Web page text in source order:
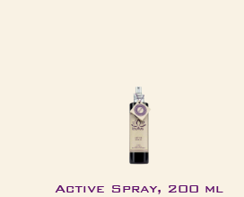
Active Spray, 200 ml